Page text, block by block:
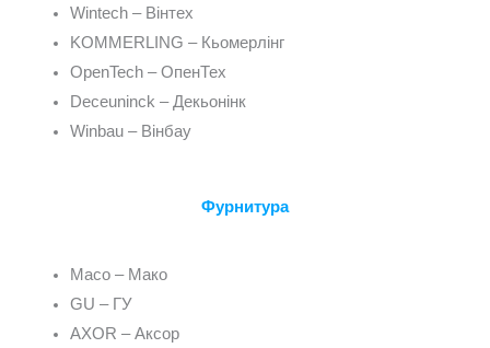
Wintech – Вінтех
KOMMERLING – Кьомерлінг
OpenTech – ОпенТех
Deceuninck – Декьонінк
Winbau – Вінбау
Фурнитура
Maco – Мако
GU – ГУ
AXOR – Аксор